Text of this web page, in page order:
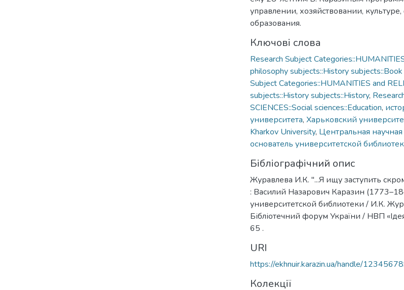
управлении, хозяйствовании,
образования.
Ключові слова
Research Subject
philosophy subjects::History
Subject Categories::HUMANITIES and
subjects::History subjects::History,
SCIENCES::Social sciences::Education,
университета, Харьковский
Kharkov University, Центральная
основатель университетской
Бібліографічний опис
Журавлева И.К. "...Я ищу заступить
: Василий Назарович Каразин
университетской библиотеки / И.К.
Бібліотечний форум України / НВП
65 .
URI
https://ekhnuir.karazin.ua/handle/
Колекції